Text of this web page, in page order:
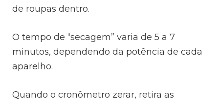
de roupas dentro.
O tempo de “secagem” varia de 5 a 7
minutos, dependendo da potência de cada
aparelho.
Quando o cronômetro zerar, retira as